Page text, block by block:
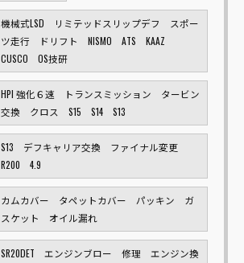
機械式LSD リミテッドスリップデフ スポー
ツ走行 ドリフト NISMO ATS KAAZ
CUSCO OS技研
HPI 強化６速 トランスミッション タービン
交換 クロス S15 S14 S13
S13 デフキャリア交換 ファイナル変更
R200 4.9
カムカバー タペットカバー パッキン ガ
スケット オイル漏れ
SR20DET エンジンブロー 修理 エンジン換